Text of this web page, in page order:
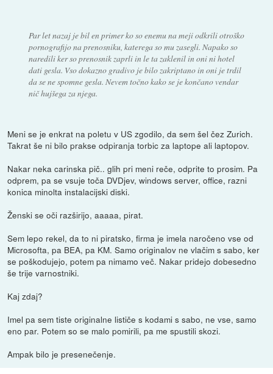
Par let nazaj je bil en primer ko so enemu na meji odkrili otroško
pornografijo na prenosniku, katerega so mu zasegli. Napako so
naredili ker so prenosnik zaprli in le ta zaklenil in oni ni hotel
dati gesla. Vso dokazno gradivo je bilo zakriptano in oni je trdil
da se ne spomne gesla. Nevem točno kako se je končano vendar
nič hujšega za njega.
Meni se je enkrat na poletu v US zgodilo, da sem šel čez Zurich.
Takrat še ni bilo prakse odpiranja torbic za laptope ali laptopov.
Nakar neka carinska pič.. glih pri meni reče, odprite to prosim. Pa
odprem, pa se vsuje toča DVDjev, windows server, office, razni
konica minolta instalacijski diski.
Ženski se oči razširijo, aaaaa, pirat.
Sem lepo rekel, da to ni piratsko, firma je imela naročeno vse od
Microsofta, pa BEA, pa KM. Samo originalov ne vlačim s sabo, ker
se poškodujejo, potem pa nimamo več. Nakar pridejo dobesedno
še trije varnostniki.
Kaj zdaj?
Imel pa sem tiste originalne lističe s kodami s sabo, ne vse, samo
eno par. Potem so se malo pomirili, pa me spustili skozi.
Ampak bilo je presenečenje.